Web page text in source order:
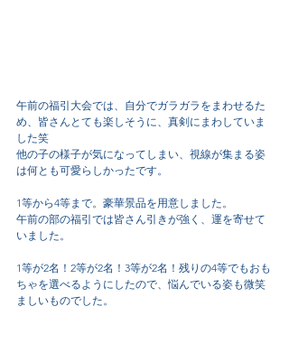
午前の福引大会では、自分でガラガラをまわせるた
め、皆さんとても楽しそうに、真剣にまわしていま
した笑
他の子の様子が気になってしまい、視線が集まる姿
は何とも可愛らしかったです。
1等から4等まで。豪華景品を用意しました。
午前の部の福引では皆さん引きが強く、運を寄せて
いました。
1等が2名！2等が2名！3等が2名！残りの4等でもおも
ちゃを選べるようにしたので、悩んでいる姿も微笑
ましいものでした。